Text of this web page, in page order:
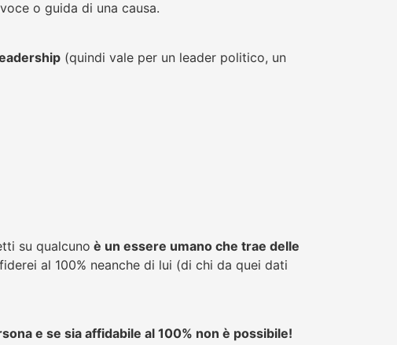
o guida di una causa.
(quindi vale per un leader politico, un
su qualcuno è un essere umano che trae delle
al 100% neanche di lui (di chi da quei dati
e se sia affidabile al 100% non è possibile!